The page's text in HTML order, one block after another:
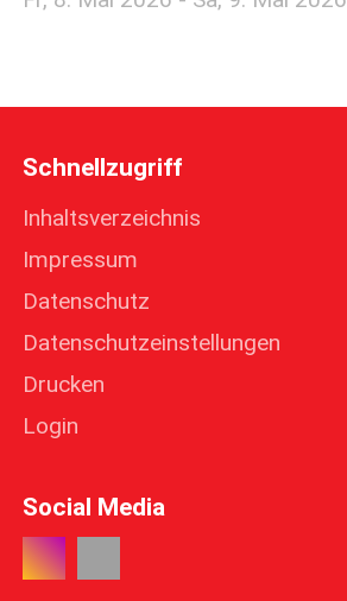
Schnellzugriff
Inhaltsverzeichnis
Impressum
Datenschutz
Datenschutzeinstellungen
Drucken
Login
Social Media